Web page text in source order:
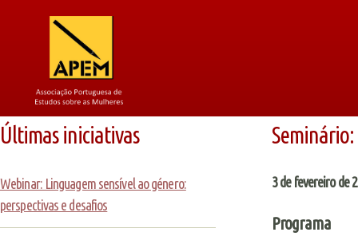
Últimas iniciativas
Webinar: Linguagem sensível ao género:
perspectivas e desafios
3 de fevereiro de
Programa